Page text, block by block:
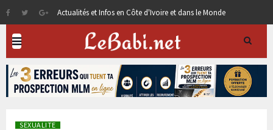
Actualités et Infos en Côte d'Ivoire et dans le Monde
SEXUALITE